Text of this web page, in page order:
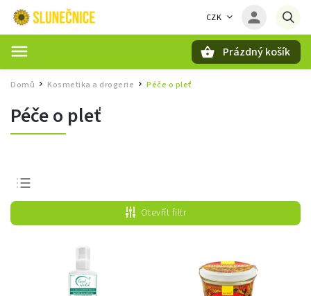
CZK
Prázdný košík
Domů / Kosmetika a drogerie / Péče o pleť
Péče o pleť
Nejprodávanější
Nejlevnější
Nejdražší
Abecedně
Otevřít filtr